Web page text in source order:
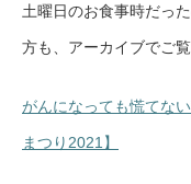
土曜日のお食事時だっ
方も、アーカイブでご覧
がんになっても慌てな
まつり2021】